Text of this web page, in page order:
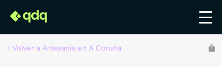
Volver a Artesania en A Coruña